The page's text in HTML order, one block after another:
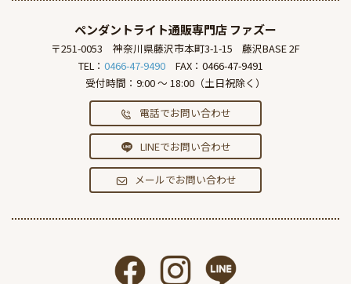
ペンダントライト通販専門店 ファズー
〒251-0053 神奈川県藤沢市本町3-1-15
藤沢BASE 2F
TEL： 0466-47-9490
FAX：0466-47-9491
受付時間：9:00 ～ 18:00（土日祝除く）
電話でお問い合わせ
LINEでお問い合わせ
メールでお問い合わせ